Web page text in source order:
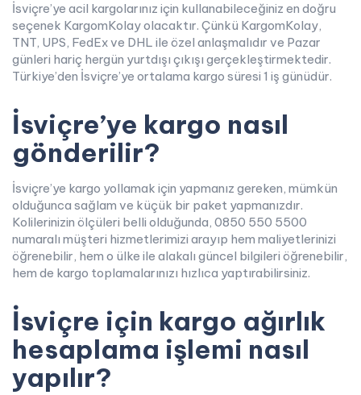
İsviçre’ye acil kargolarınız için kullanabileceğiniz en doğru
seçenek KargomKolay olacaktır. Çünkü KargomKolay,
TNT, UPS, FedEx ve DHL ile özel anlaşmalıdır ve Pazar
günleri hariç hergün yurtdışı çıkışı gerçekleştirmektedir.
Türkiye’den İsviçre’ye ortalama kargo süresi 1 iş günüdür.
İsviçre’ye kargo nasıl
gönderilir?
İsviçre’ye kargo yollamak için yapmanız gereken, mümkün
olduğunca sağlam ve küçük bir paket yapmanızdır.
Kolilerinizin ölçüleri belli olduğunda, 0850 550 5500
numaralı müşteri hizmetlerimizi arayıp hem maliyetlerinizi
öğrenebilir, hem o ülke ile alakalı güncel bilgileri öğrenebilir,
hem de kargo toplamalarınızı hızlıca yaptırabilirsiniz.
İsviçre için kargo ağırlık
hesaplama işlemi nasıl
yapılır?